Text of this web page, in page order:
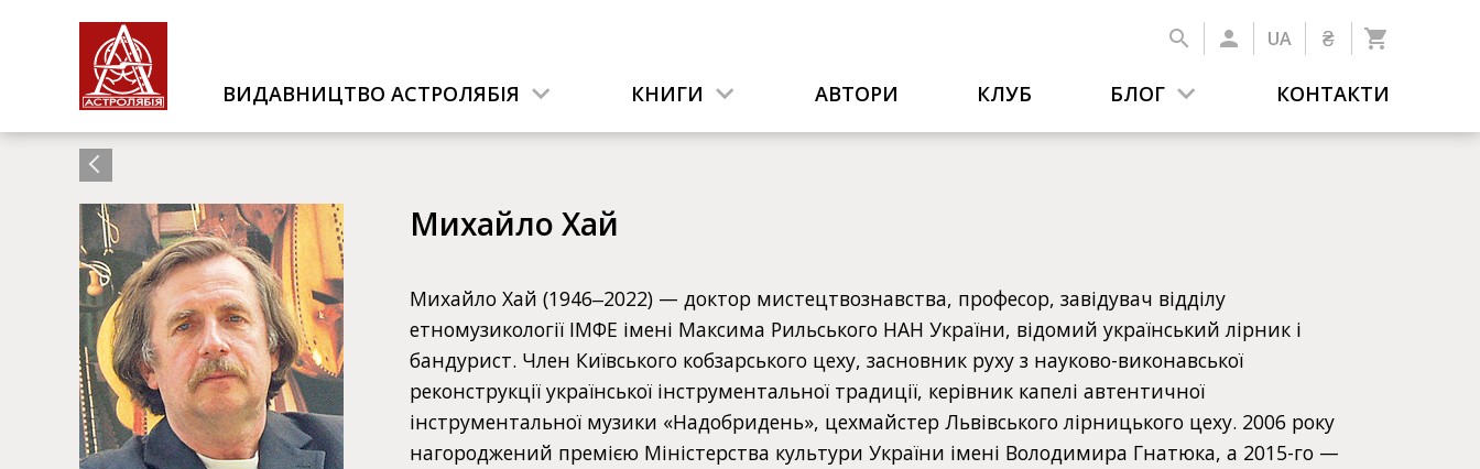
UA ₴
ВИДАВНИЦТВО АСТРОЛЯБІЯ КНИГИ АВТОРИ КЛУБ БЛОГ КОНТАКТИ
Михайло Хай
Михайло Хай (1946‒2022) — доктор мистецтвознавства, професор, завідувач відділу
етномузикології ІМФЕ імені Максима Рильського НАН України, відомий український лірник і
бандурист. Член Київського кобзарського цеху, засновник руху з науково-виконавської
реконструкції української інструментальної традиції, керівник капелі автентичної
інструментальної музики «Надобридень», цехмайстер Львівського лірницького цеху. 2006 року
нагороджений премією Міністерства культури України імені Володимира Гнатюка, а 2015-го —